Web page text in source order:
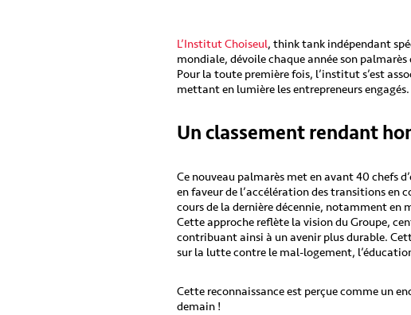
L’Institut Choiseul, think tank indépendant
mondiale, dévoile chaque année son
Pour la toute première fois, l’institut s’est
mettant en lumière les entrepreneurs engagés.
Un classement rendant
Ce nouveau palmarès met en avant 40 chefs
en faveur de l’accélération des transitions en
cours de la dernière décennie, notamment en
Cette approche reflète la vision du Groupe,
contribuant ainsi à un avenir plus durable.
sur la lutte contre le mal-logement,
Cette reconnaissance est perçue comme un
demain !